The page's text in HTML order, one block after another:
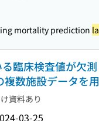
mortality prediction
臨床検査値が欠
数施設データを
資料あり
03-25